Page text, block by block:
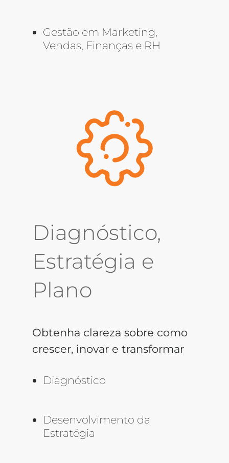
Gestão em Marketing,
Vendas, Finanças e RH
Diagnóstico,
Estratégia e
Plano
Obtenha clareza sobre como
crescer, inovar e transformar
Diagnóstico
Desenvolvimento da
Estratégia